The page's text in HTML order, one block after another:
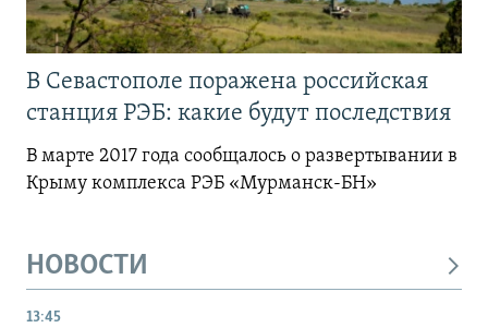
В Севастополе поражена российская
станция РЭБ: какие будут последствия
В марте 2017 года сообщалось о развертывании в
Крыму комплекса РЭБ «Мурманск-БН»
НОВОСТИ
13:45